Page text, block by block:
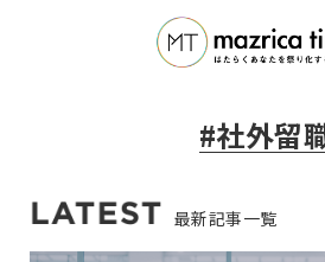
#社外留
最新記事一覧